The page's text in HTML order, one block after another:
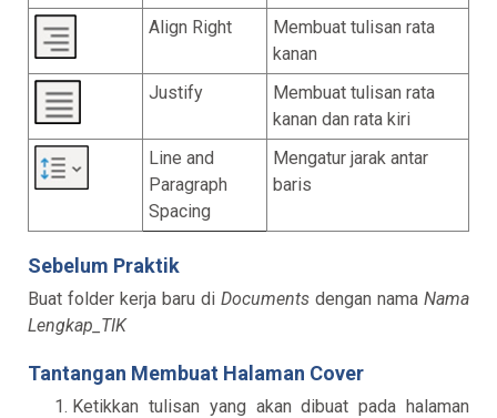
Align Right
Membuat tulisan rata
kanan
Justify
Membuat tulisan rata
kanan dan rata kiri
Line and
Paragraph
Spacing
Mengatur jarak antar
baris
Sebelum Praktik
Buat folder kerja baru di Documents dengan nama Nama
Lengkap_TIK
Tantangan Membuat Halaman Cover
Ketikkan tulisan yang akan dibuat pada halaman